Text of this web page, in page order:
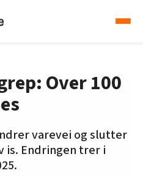
Over 100
varevei og slutter
is. Endringen trer i